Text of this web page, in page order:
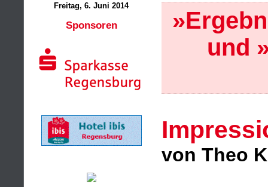
Freitag, 6. Juni 2014
Sponsoren
und
von Theo